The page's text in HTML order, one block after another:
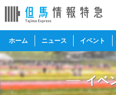
ホーム ニュース イベント
イベ